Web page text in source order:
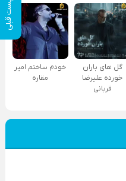
پست قبلی
گل های باران
خورده علیرضا
قربانی
خودم ساختم امیر
مقاره